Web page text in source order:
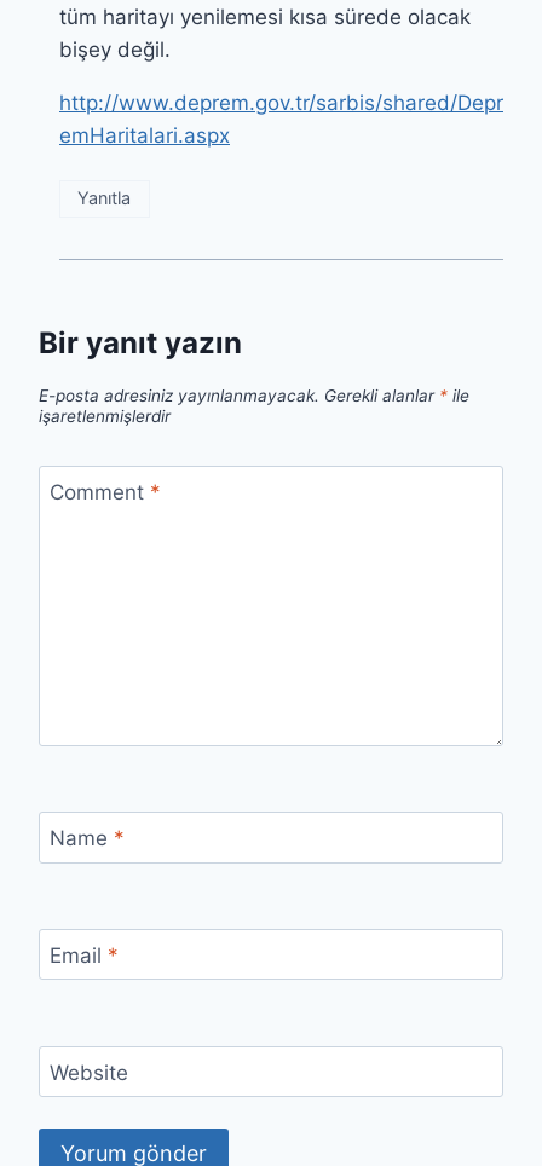
tüm haritayı yenilemesi kısa sürede olacak
bişey değil.
http://www.deprem.gov.tr/sarbis/shared/Depr
emHaritalari.aspx
Yanıtla
Bir yanıt yazın
E-posta adresiniz yayınlanmayacak. Gerekli alanlar * ile
işaretlenmişlerdir
Comment *
Name *
Email *
Website